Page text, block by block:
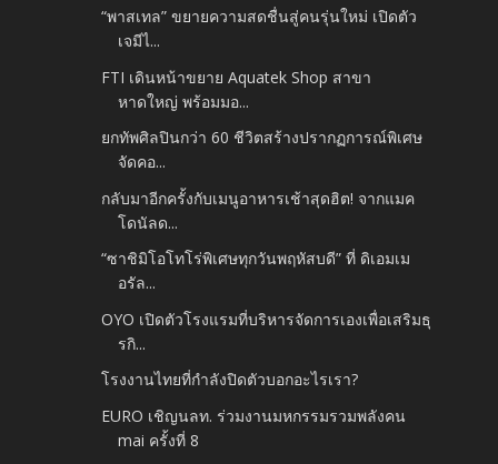
“พาสเทล” ขยายความสดชื่นสู่คนรุ่นใหม่ เปิดตัว
เจมีไ...
FTI เดินหน้าขยาย Aquatek Shop สาขา
หาดใหญ่ พร้อมมอ...
ยกทัพศิลปินกว่า 60 ชีวิตสร้างปรากฏการณ์พิเศษ
จัดคอ...
กลับมาอีกครั้งกับเมนูอาหารเช้าสุดฮิต! จากแมค
โดนัลด...
“ซาชิมิโอโทโร่พิเศษทุกวันพฤหัสบดี” ที่ ดิเอมเม
อรัล...
OYO เปิดตัวโรงแรมที่บริหารจัดการเองเพื่อเสริมธุ
รกิ...
โรงงานไทยที่กำลังปิดตัวบอกอะไรเรา?
EURO เชิญนลท. ร่วมงานมหกรรมรวมพลังคน
mai ครั้งที่ 8